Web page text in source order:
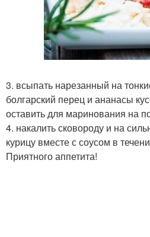
3. всыпать нарезанный на
болгарский перец и ананасы
оставить для маринования на
4. накалить сковороду и на
курицу вместе с соусом в
Приятного аппетита!